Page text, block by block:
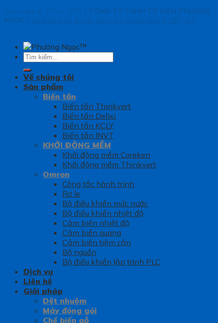
Copyright © 2010 - 2021 CÔNG TY TNHH CƠ ĐIỆN PHƯƠNG
NGỌC | Thiết kế web & Vận hành bởi CÔNG NGHỆ VIỆT JSC
Tìm
Về chúng tôi
Sản phẩm
Biến tần
Biến tần Thinkvert
Biến tần Delixi
Biến tần KCLY
Biến tần INVT
KHỞI ĐỘNG MỀM
Khởi động mềm Coreken
Khởi động mềm Thinkvert
Omron
Công tắc hành trình
Rơ le
Bộ điều khiển mức nước
Bộ điều khiển nhiệt độ
Cảm biến nhiệt độ
Cảm biến quang
Cảm biến tiệm cận
Bộ nguồn
Bộ điều khiển lập trình PLC
Dịch vụ
Liên hệ
Giải pháp
Dệt nhuộm
Máy đóng gói
Chế biến gỗ